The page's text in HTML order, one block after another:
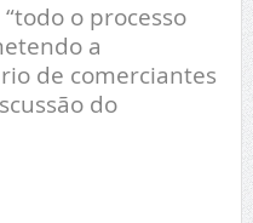
o processo
a
de comerciantes
do